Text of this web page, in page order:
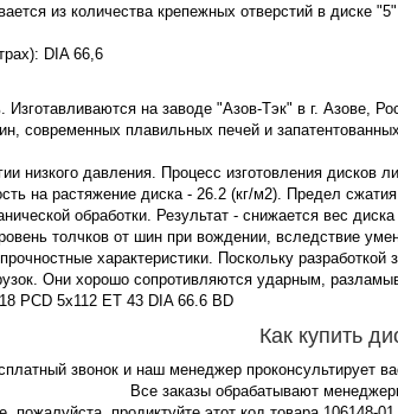
из количества крепежных отверстий в диске
DIA 66,6
на заводе "Азов-Тэк" в г. Азове,
современных плавильных печей и
низкого давления. Процесс изготовления
на растяжение диска - 26.2 (кг/м2). Предел
обработки. Результат - снижается вес
толчков от шин при вождении, вследствие
характеристики. Поскольку
Они хорошо сопротивляются ударным,
PCD 5x112 ET 43 DIA 66.6 BD
Как купить
звонок и наш менеджер
Все заказы обрабатывают